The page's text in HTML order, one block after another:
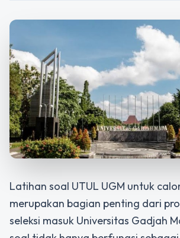
Latihan soal UTUL UGM untuk
merupakan bagian penting dari
seleksi masuk Universitas Gadjah